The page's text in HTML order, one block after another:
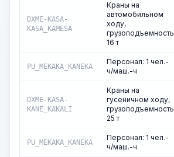
DXME-KASA-
KASA_KAMESA
Краны на
автомобильном
ходу,
грузоподъемность
16 т
PU_MEKAKA_KANEKA
Персонал: 1 чел.-
ч/маш.-ч
DXME-KASA-
KANE_KAKALI
Краны на
гусеничном ходу,
грузоподъемность
25 т
PU_MEKAKA_KANEKA
Персонал: 1 чел.-
ч/маш.-ч